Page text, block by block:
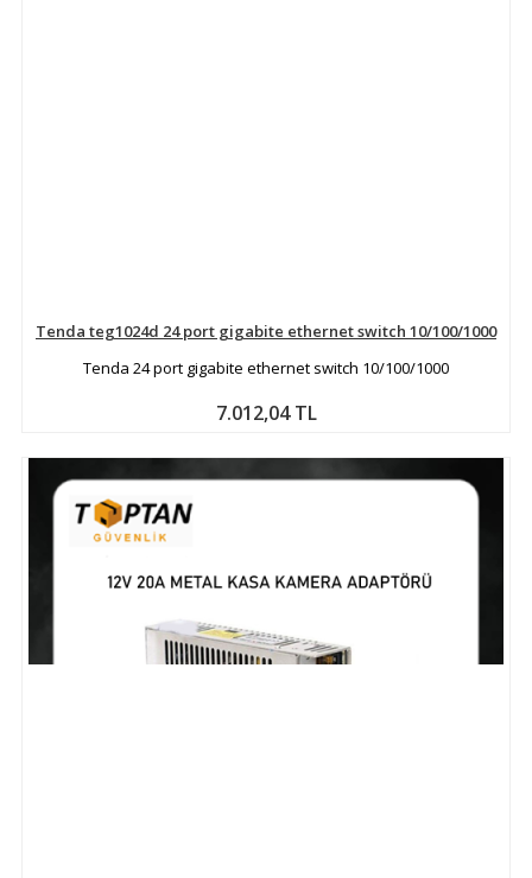
Tenda teg1024d 24 port gigabite ethernet switch 10/100/1000
Tenda 24 port gigabite ethernet switch 10/100/1000
7.012,04 TL